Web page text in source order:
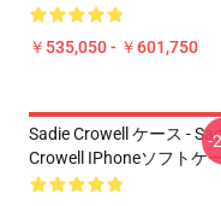
￥535,050 - ￥601,750
Sadie Crowell ケース -
Crowell IPhoneソフトケ
-